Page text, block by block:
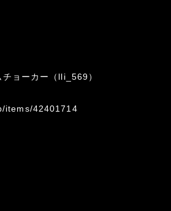
ョーカー（lli_569）
items/42401714